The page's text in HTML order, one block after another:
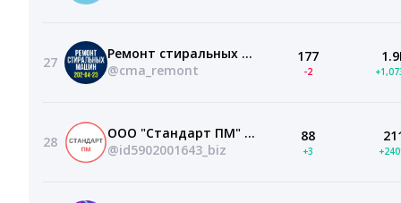
27
Ремонт стиральных машин в Перми
@cma_remont
177
-2
28
ООО "Стандарт ПМ" | г. Пермь
@id5902001643_biz
88
+3